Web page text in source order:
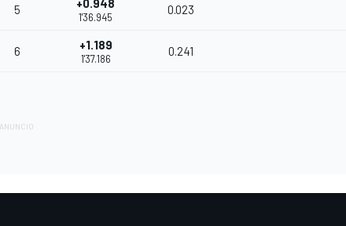
5 +0.948
1'36.945
0.023
6 +1.189
1'37.186
0.241